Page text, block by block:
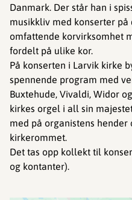
Danmark. Der står han i
musikkliv med konserter
omfattende korvirksomhet
fordelt på ulike kor.
På konserten i Larvik kirke
spennende program med
Buxtehude, Vivaldi, Widor
kirkes orgel i all sin
med på organistens
kirkerommet.
Det tas opp kollekt til
og kontanter).